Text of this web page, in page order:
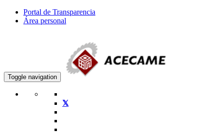
Portal de Transparencia
Área personal
Toggle navigation